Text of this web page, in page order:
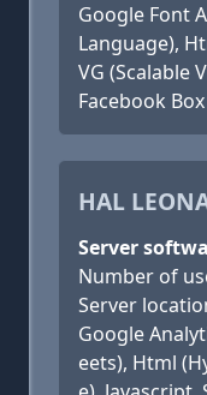
Google Font
Language),
VG (Scalable
Facebook Box
HAL
Server
Number of
Server
Google
eets), Html